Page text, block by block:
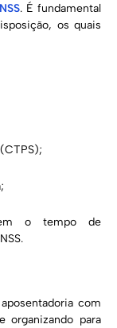
. É fundamental
os quais
o tempo de
com
organizando para